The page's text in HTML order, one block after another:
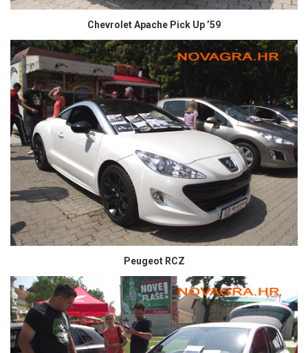
Chevrolet Apache Pick Up ’59
Peugeot RCZ